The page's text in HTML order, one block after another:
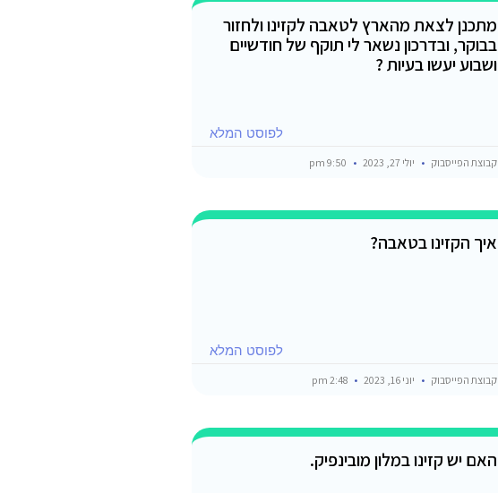
מתכנן לצאת מהארץ לטאבה לקזינו ולחזור
בבוקר, ובדרכון נשאר לי תוקף של חודשיים
ושבוע יעשו בעיות ?
לפוסט המלא
קבוצת הפייסבוק יולי 27, 2023
איך הקזינו בטאבה?
לפוסט המלא
קבוצת הפייסבוק יוני 16, 2023
האם יש קזינו במלון מובינפיק.